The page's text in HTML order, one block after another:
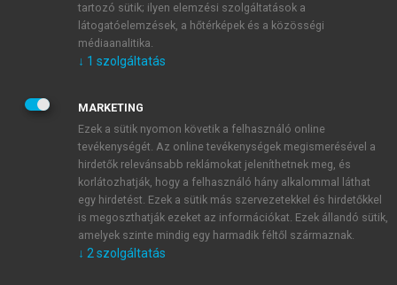
JELSZÓ
JELSZÓ ÚJRA
Kérek értesítést a MeRSZ újdonságairól, akcióiról.
Kérek értesítést az Akadémiai Kiadó Zrt. újdonságairól,
tartozó sütik; ilyen elemzési szolgáltatások a
látogatóelemzések, a hőtérképek és a közösségi
médiaanalitika.
↓ 1 szolgáltatás
MARKETING
Ezek a sütik nyomon követik a felhasználó online
tevékenységét. Az online tevékenységek megismerésével a
hirdetők relevánsabb reklámokat jeleníthetnek meg, és
korlátozhatják, hogy a felhasználó hány alkalommal láthat
egy hirdetést. Ezek a sütik más szervezetekkel és hirdetőkkel
is megoszthatják ezeket az információkat. Ezek állandó sütik,
amelyek szinte mindig egy harmadik féltől származnak.
↓ 2 szolgáltatás